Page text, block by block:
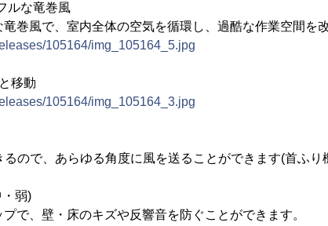
ルな竜巻風
竜巻風で、室内全体の空気を循環し、過酷な作業空間を
105164/img_105164_5.jpg
移動
105164/img_105164_3.jpg
るので、あらゆる角度に風を送ることができます(首ふ
・弱)
で、壁・床のキズや反響音を防ぐことができます。